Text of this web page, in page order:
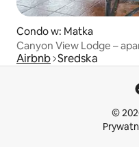
Condo w: Matka
Canyon View Lodge –
z widokiem
Airbnb Sredska
©